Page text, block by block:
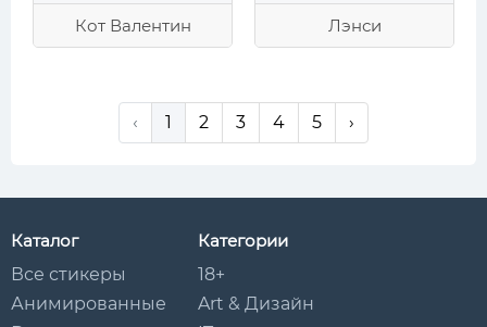
Кот Валентин Лэнси
‹ 1 2 3 4 5 ›
Каталог
Все стикеры
Анимированные
Категории
18+
Art & Дизайн